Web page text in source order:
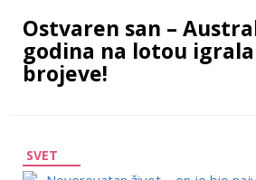
Ostvaren san –
godina na lotou
brojeve!
SVET